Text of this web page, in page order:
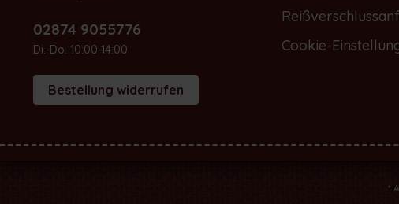
02874 9055776
Di.-Do. 10:00-14:00
Bestellung widerrufen
Cookie-
*